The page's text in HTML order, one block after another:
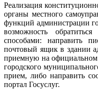
Реализация
органы местного
функций
возможность
способами: направить
почтовый ящик в здании
приемную на официальном
городского
прием, либо направить
портал Госуслуг.